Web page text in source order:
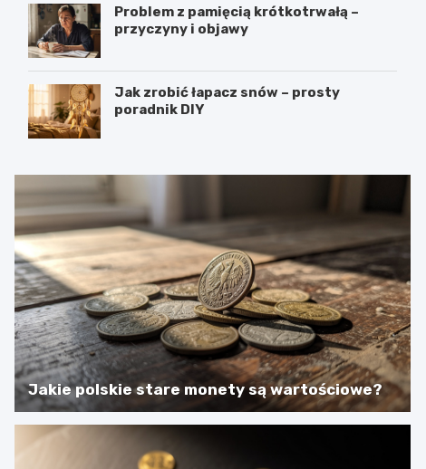
Problem z pamięcią krótkotrwałą –
przyczyny i objawy
Jak zrobić łapacz snów – prosty
poradnik DIY
Jakie polskie stare monety są wartościowe?